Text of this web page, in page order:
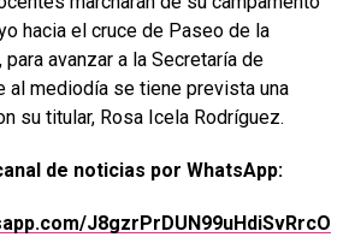
hacia el cruce de Paseo de la
avanzar a la Secretaría de
al mediodía se tiene prevista una
su titular, Rosa Icela Rodríguez.
de noticias por WhatsApp:
J8gzrPrDUN99uHdiSvRrcO